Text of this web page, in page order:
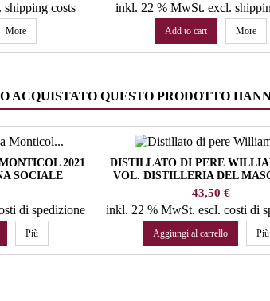
shipping costs
More
inkl. 22 % MwSt.excl.
Add to cart More
ACQUISTATO QUESTO PRODOTTO
2021
SOCIALE
di spedizione
Più
DISTILLATO DI PERE
VOL. DISTILLERIA DEL
Prezzo
43,50 €
inkl. 22 % MwSt. escl. costi di
Aggiungi al carrello Più